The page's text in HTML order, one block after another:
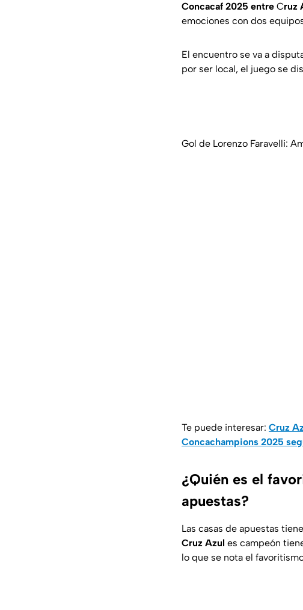
Concacaf 2025 entre Cruz
emociones con dos
El encuentro se va a
por ser local, el juego se
Gol de Lorenzo Faravelli:
Te puede interesar: Cruz
Concachampions 2025
¿Quién es el
apuestas?
Las casas de apuestas
Cruz Azul es campeón
lo que se nota el